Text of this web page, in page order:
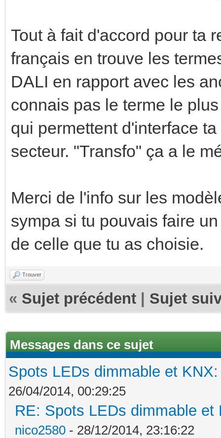
Tout à fait d'accord pour ta
français en trouve les
DALI en rapport avec les
connais pas le terme le
qui permettent d'interface
secteur. "Transfo" ça a le
Merci de l'info sur les
sympa si tu pouvais faire
de celle que tu as choisie.
Trouver
« Sujet précédent Sujet
Messages dans ce sujet
Spots LEDs dimmable et
26/04/2014, 00:29:25
RE: Spots LEDs dimmable
nico2580 - 28/12/2014, 23:16:22